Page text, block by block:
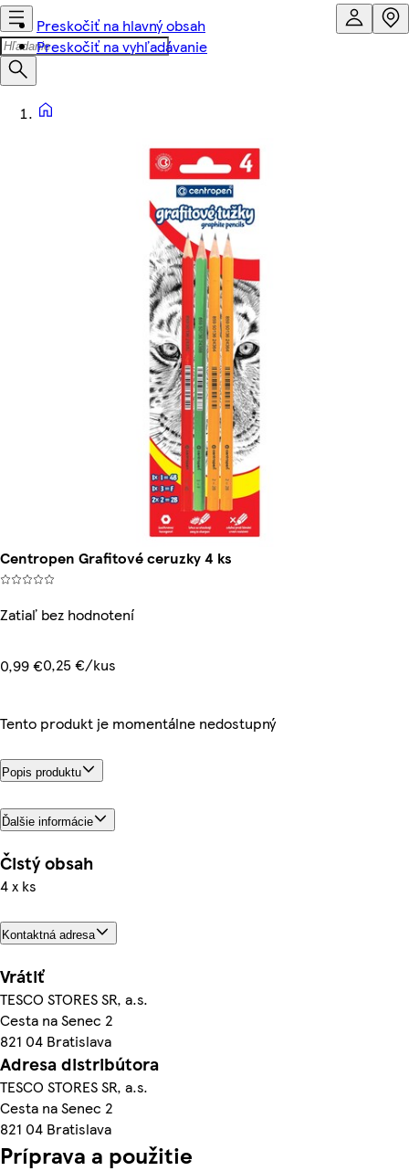
Preskočiť na hlavný obsah
Preskočiť na vyhľadávanie
Centropen Grafitové ceruzky 4 ks
Zatiaľ bez hodnotení
0,99 €0,25 €/kus
Tento produkt je momentálne nedostupný
Popis produktu
Ďalšie informácie
Čistý obsah
4 x ks
Kontaktná adresa
Vrátiť
TESCO STORES SR, a.s.
Cesta na Senec 2
821 04 Bratislava
Adresa distribútora
TESCO STORES SR, a.s.
Cesta na Senec 2
821 04 Bratislava
Príprava a použitie